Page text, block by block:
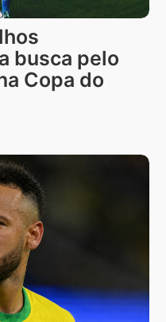
busca pelo
Copa do